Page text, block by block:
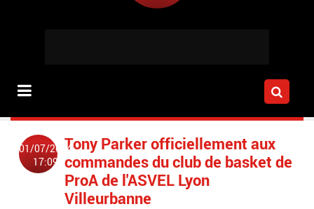
01/07/2014
17:09
Tony Parker officiellement aux
commandes du club de basket de
ProA de l'ASVEL Lyon
Villeurbanne